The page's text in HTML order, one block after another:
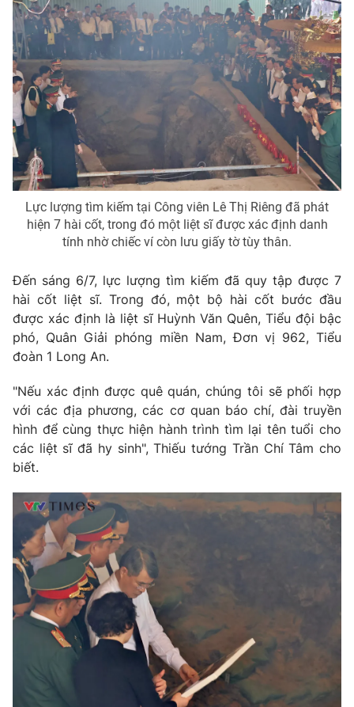
THỜI BÁO VTV
Theo dõi báo trên
Cơ quan chủ quản:Đài Truyền hình Việt Nam
Cơ quan báo chí:Thời báo VTV
Giấy phép hoạt động báo in và báo điện tử số 483/GP-BTTTT
cấp ngày 29/12/2023
Tổng Biên tập:Vũ Thanh Thủy
Phó Tổng Biên tập:
Nguyễn Thị Mỹ Hạnh, Phạm Quốc Thắng,
Nguyễn Trọng Ninh
Tổng đài VTV:
024.38 355 931 - 024.38 355 932
Ðiện thoại Thời báo VTV:
024.66 897 897
Email: toasoan@vtv.vn
® Cấm sao chép dưới mọi hình thức nếu không có sự chấp
thuận bằng văn bản. Ghi rõ nguồn VTV.vn khi phát hành lại
thông tin từ website này.
Lực lượng tìm kiếm tại Công viên Lê Thị Riêng đã phát
hiện 7 hài cốt, trong đó một liệt sĩ được xác định danh
tính nhờ chiếc ví còn lưu giấy tờ tùy thân.
Đến sáng 6/7, lực lượng tìm kiếm đã quy tập được 7
hài cốt liệt sĩ. Trong đó, một bộ hài cốt bước đầu
được xác định là liệt sĩ Huỳnh Văn Quên, Tiểu đội bậc
phó, Quân Giải phóng miền Nam, Đơn vị 962, Tiểu
đoàn 1 Long An.
"Nếu xác định được quê quán, chúng tôi sẽ phối hợp
với các địa phương, các cơ quan báo chí, đài truyền
hình để cùng thực hiện hành trình tìm lại tên tuổi cho
các liệt sĩ đã hy sinh", Thiếu tướng Trần Chí Tâm cho
biết.